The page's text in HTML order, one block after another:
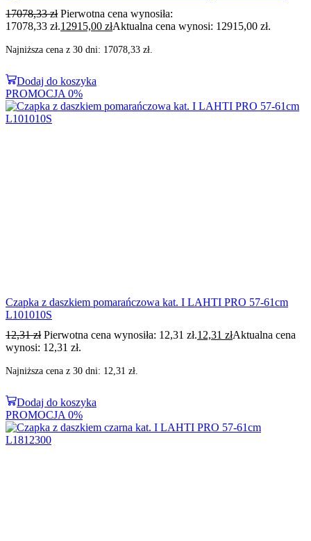
17078,33zł Pierwotna cena wynosiła:
17078,33 zł.12915,00 złAktualna cena wynosi: 12915,00 zł.
Najniższa cena z 30 dni: 17078,33 zł.
Dodaj do koszyka
PROMOCJA 0%
Czapka z daszkiem pomarańczowa kat. I LAHTI PRO 57-61cm
L101010S
12,31zł Pierwotna cena wynosiła: 12,31 zł.12,31 złAktualna cena
wynosi: 12,31 zł.
Najniższa cena z 30 dni: 12,31 zł.
Dodaj do koszyka
PROMOCJA 0%